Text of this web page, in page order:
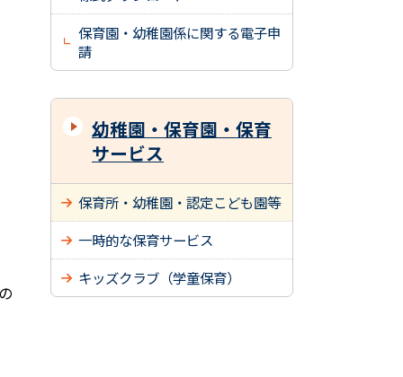
保育園・幼稚園係に関する電子申
請
幼稚園・保育園・保育
サービス
保育所・幼稚園・認定こども園等
一時的な保育サービス
キッズクラブ（学童保育）